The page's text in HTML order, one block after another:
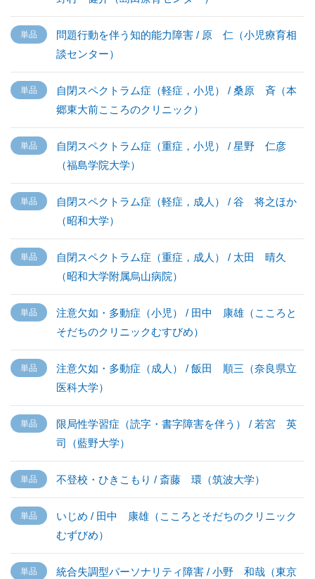
問題行動を伴う知的能力障害 / 原 仁（小児療育相
談センター）
自閉スペクトラム症（軽症，小児） / 桑原 斉（本
郷東大前こころのクリニック）
自閉スペクトラム症（重症，小児） / 星野 仁彦
（福島学院大学）
自閉スペクトラム症（軽症，成人） / 谷 将之ほか
（昭和大学）
自閉スペクトラム症（重症，成人） / 太田 晴久
（昭和大学附属烏山病院）
注意欠如・多動症（小児） / 田中 康雄（こころと
そだちのクリニックむすびめ）
注意欠如・多動症（成人） / 飯田 順三（奈良県立
医科大学）
限局性学習症（読字・書字障害を伴う） / 若宮 英
司（藍野大学）
不登校・ひきこもり / 斎藤 環（筑波大学）
いじめ / 田中 康雄（こころとそだちのクリニック
むずびめ）
統合失調型パーソナリティ障害 / 小野 和哉（東京